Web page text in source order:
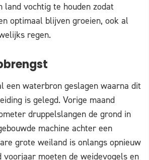
land vochtig te houden zodat
optimaal blijven groeien, ook al
regen.
een waterbron geslagen waarna dit
is gelegd. Vorige maand
druppelslangen de grond in
machine achter een
grote weiland is onlangs opnieuw
voorjaar moeten de weidevogels en